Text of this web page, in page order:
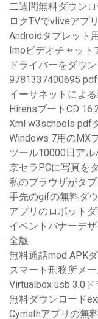
二週間無料ダウン
ロクTVでvliveアプ
Androidタブレット
Imoビデオチャッ
ドライバーをダウ
9781337400695
イーサネットによ
HirensブートCD
Xml w3schools pdf
Windows 7用のMX
ツール10000日ア
京セラPCに写真を
私のブラウザがタ
手先のgifの無料ダ
アプリのロボット
イベントバナーデ
全版
無料通話mod APK
スマート刑務所メ
Virtualbox usb 3.0
無料ダウンロード
Cymathアプリの無